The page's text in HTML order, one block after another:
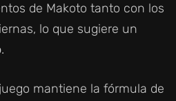
de Makoto tanto con los
lo que sugiere un
.
mantiene la fórmula de